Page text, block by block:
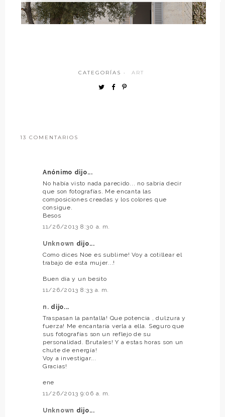
CATEGORÍAS · ART
13 COMENTARIOS
Anónimo dijo...
No había visto nada parecido... no sabría decir
que son fotografías. Me encanta las
composiciones creadas y los colores que
consigue.
Besos
11/26/2013 8:30 a. m.
Unknown dijo...
Como dices Noe es sublime! Voy a cotillear el
trabajo de esta mujer...!
Buen día y un besito
11/26/2013 8:33 a. m.
n. dijo...
Traspasan la pantalla! Que potencia , dulzura y
fuerza! Me encantaría verla a ella. Seguro que
sus fotografías son un reflejo de su
personalidad. Brutales! Y a estas horas son un
chute de energía!
Voy a investigar...
Gracias!
ene
11/26/2013 9:06 a. m.
Unknown dijo...